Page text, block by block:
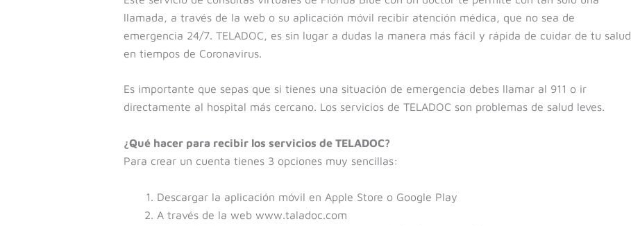
llamada, a través de la web o su aplicación móvil recibir atención médica, que no sea de
emergencia 24/7. TELADOC, es sin lugar a dudas la manera más fácil y rápida de cuidar de tu salud
en tiempos de Coronavirus.
Es importante que sepas que si tienes una situación de emergencia debes llamar al 911 o ir
directamente al hospital más cercano. Los servicios de TELADOC son problemas de salud leves.
¿Qué hacer para recibir los servicios de TELADOC?
Para crear un cuenta tienes 3 opciones muy sencillas:
Descargar la aplicación móvil en Apple Store o Google Play
A través de la web www.taladoc.com